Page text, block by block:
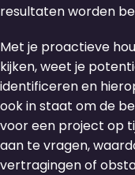
resultaten worden
Met je proactieve
kijken, weet je
identificeren en
ook in staat om de
voor een project op
aan te vragen,
vertragingen of